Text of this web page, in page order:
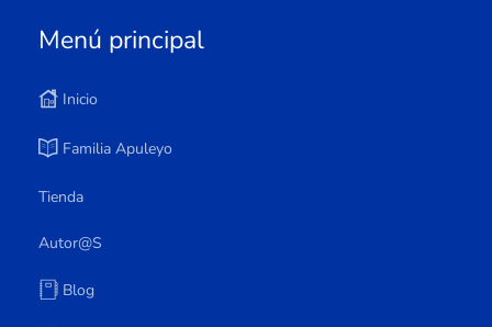
Menú principal
Inicio
Familia Apuleyo
Tienda
Autor@s
Blog